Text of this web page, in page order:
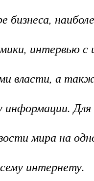
бизнеса,
интервью
власти, а
информации.
мира на
интернету.